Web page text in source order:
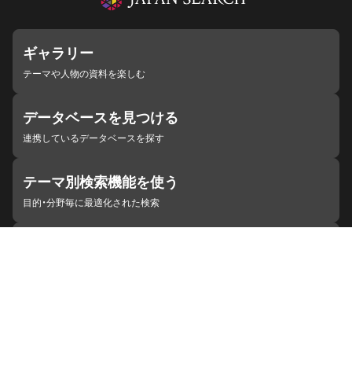
ギャラリー
テーマや人物の資料を楽しむ
データベースを見つける
連携しているデータベースを探す
テーマ別検索機能を使う
目的・分野毎に最適化された検索